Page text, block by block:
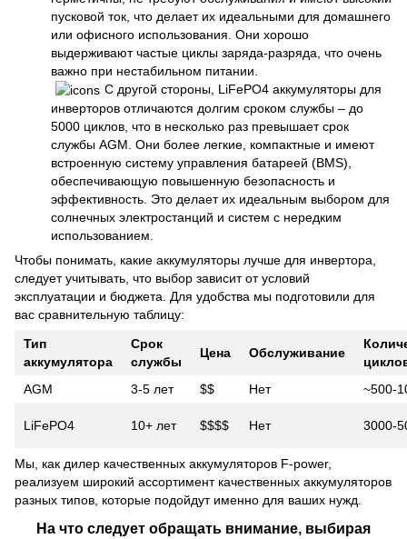
пусковой ток, что делает их идеальными для домашнего
или офисного использования. Они хорошо
выдерживают частые циклы заряда-разряда, что очень
важно при нестабильном питании.
С другой стороны, LiFePO4 аккумуляторы для
инверторов отличаются долгим сроком службы – до
5000 циклов, что в несколько раз превышает срок
службы AGM. Они более легкие, компактные и имеют
встроенную систему управления батареей (BMS),
обеспечивающую повышенную безопасность и
эффективность. Это делает их идеальным выбором для
солнечных электростанций и систем с нередким
использованием.
Чтобы понимать, какие аккумуляторы лучше для инвертора,
следует учитывать, что выбор зависит от условий
эксплуатации и бюджета. Для удобства мы подготовили для
вас сравнительную таблицу:
Тип
аккумулятора
Срок
службы
Цена Обслуживание
AGM
3-5 лет $$ Нет ~500-
LiFePO4 10+ лет $$$$ Нет 3000-
Мы, как дилер качественных аккумуляторов F-power,
реализуем широкий ассортимент качественных аккумуляторов
разных типов, которые подойдут именно для ваших нужд.
На что следует обращать внимание, выбирая